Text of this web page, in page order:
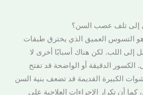
إلى تلف عصب السن؟
التسوس العميق الذي يخترق طبقات
إلى اللب. لكن هناك أسبابًا أخرى لا
الكسور الدقيقة أو الواضحة قد تفتح
الكبيرة القديمة قد تضعف بنية السن
أن تكرار الإجراءات العلاجية على